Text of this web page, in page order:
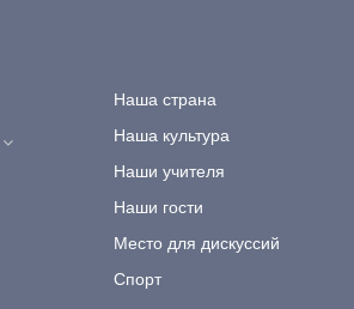
Наша страна
Наша культура
Наши учителя
Наши гости
Место для дискуссий
Спорт